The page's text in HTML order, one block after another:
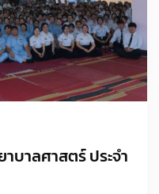
าลศาสตร์ ประจำ